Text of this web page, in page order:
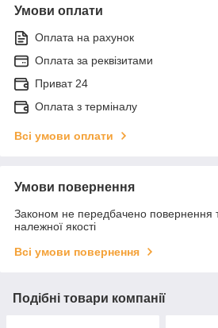
Умови оплати
Оплата на рахунок
Оплата за реквізитами
Приват 24
Оплата з терміналу
Всі умови оплати
Умови повернення
Законом не передбачено повернення
належної якості
Всі умови повернення
Подібні товари компанії